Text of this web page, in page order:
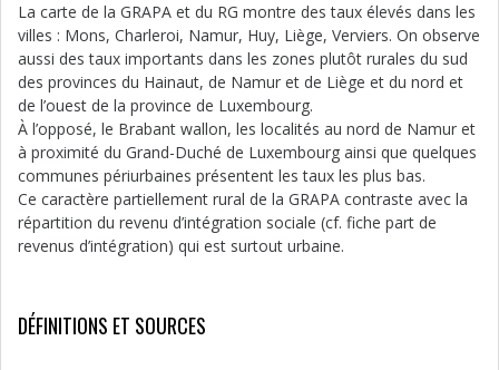
La carte de la GRAPA et du RG montre des taux élevés dans les
villes : Mons, Charleroi, Namur, Huy, Liège, Verviers. On observe
aussi des taux importants dans les zones plutôt rurales du sud
des provinces du Hainaut, de Namur et de Liège et du nord et
de l’ouest de la province de Luxembourg.
À l’opposé, le Brabant wallon, les localités au nord de Namur et
à proximité du Grand-Duché de Luxembourg ainsi que quelques
communes périurbaines présentent les taux les plus bas.
Ce caractère partiellement rural de la GRAPA contraste avec la
répartition du revenu d’intégration sociale (cf. fiche part de
revenus d’intégration) qui est surtout urbaine.
DÉFINITIONS ET SOURCES